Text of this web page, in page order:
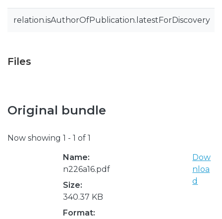
relation.isAuthorOfPublication.latestForDiscovery
Files
Original bundle
Now showing 1 - 1 of 1
Name:
n226a16.pdf
Size:
340.37 KB
Format:
Dow
nloa
d